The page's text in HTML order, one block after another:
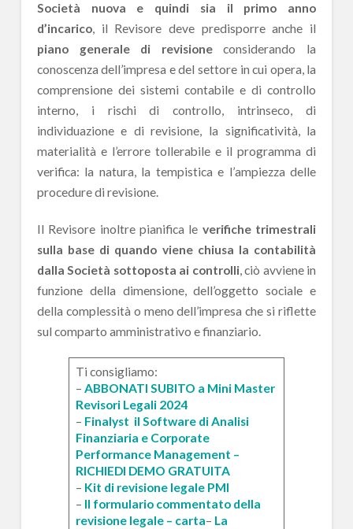
Società nuova e quindi sia il primo anno
d’incarico, il Revisore deve predisporre anche il
piano generale di revisioneconsiderando la
conoscenza dell’impresa e del settore in cui opera, la
comprensione dei sistemi contabile e di controllo
interno, i rischi di controllo, intrinseco, di
individuazione e di revisione, la significatività, la
materialità e l’errore tollerabile e il programma di
verifica: la natura, la tempistica e l’ampiezza delle
procedure di revisione.
Il Revisore inoltre pianifica le verifiche trimestrali
sulla base di quando viene chiusa la contabilità
dalla Società sottoposta ai controlli, ciò avviene in
funzione della dimensione, dell’oggetto sociale e
della complessità o meno dell’impresa che si riflette
sul comparto amministrativo e finanziario.
Ti consigliamo:
– ABBONATI SUBITO a Mini Master
Revisori Legali 2024
– Finalyst il Software di Analisi
Finanziaria e Corporate
Performance Management –
RICHIEDI DEMO GRATUITA
– Kit di revisione legale PMI
– Il formulario commentato della
revisione legale – carta– La